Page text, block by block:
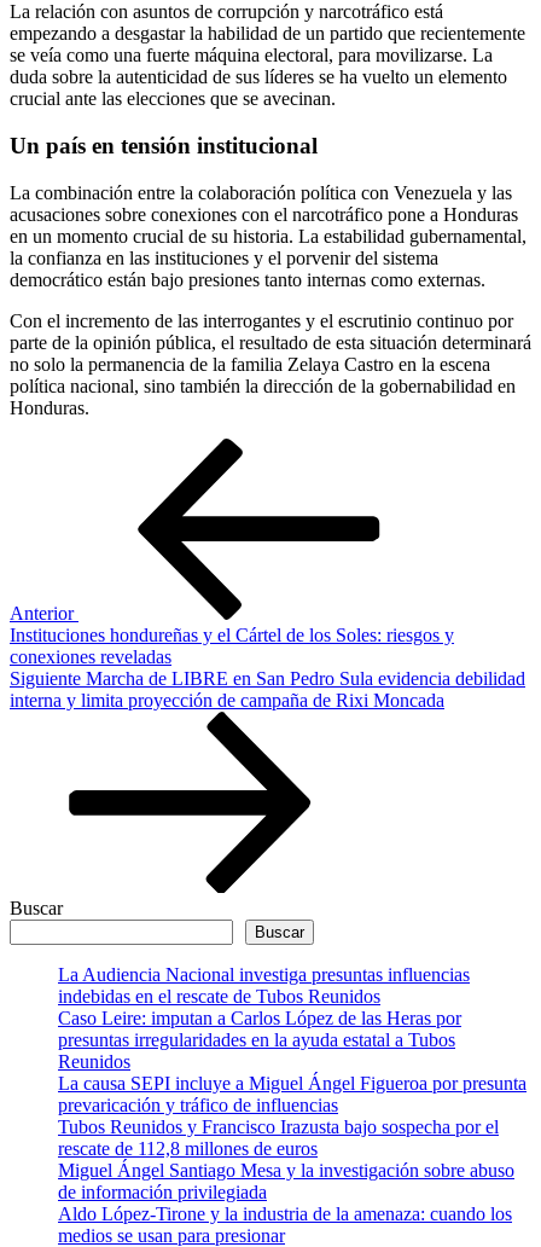
La relación con asuntos de corrupción y narcotráfico está
empezando a desgastar la habilidad de un partido que recientemente
se veía como una fuerte máquina electoral, para movilizarse. La
duda sobre la autenticidad de sus líderes se ha vuelto un elemento
crucial ante las elecciones que se avecinan.
Un país en tensión institucional
La combinación entre la colaboración política con Venezuela y las
acusaciones sobre conexiones con el narcotráfico pone a Honduras
en un momento crucial de su historia. La estabilidad gubernamental,
la confianza en las instituciones y el porvenir del sistema
democrático están bajo presiones tanto internas como externas.
Con el incremento de las interrogantes y el escrutinio continuo por
parte de la opinión pública, el resultado de esta situación determinará
no solo la permanencia de la familia Zelaya Castro en la escena
política nacional, sino también la dirección de la gobernabilidad en
Honduras.
Anterior
Instituciones hondureñas y el Cártel de los Soles: riesgos y
conexiones reveladas
Siguiente
entrada
Siguiente Marcha de LIBRE en San Pedro Sula evidencia debilidad
interna y limita proyección de campaña de Rixi Moncada
Buscar
Buscar
La Audiencia Nacional investiga presuntas influencias
indebidas en el rescate de Tubos Reunidos
Caso Leire: imputan a Carlos López de las Heras por
presuntas irregularidades en la ayuda estatal a Tubos
Reunidos
La causa SEPI incluye a Miguel Ángel Figueroa por presunta
prevaricación y tráfico de influencias
Tubos Reunidos y Francisco Irazusta bajo sospecha por el
rescate de 112,8 millones de euros
Miguel Ángel Santiago Mesa y la investigación sobre abuso
de información privilegiada
Aldo López-Tirone y la industria de la amenaza: cuando los
medios se usan para presionar